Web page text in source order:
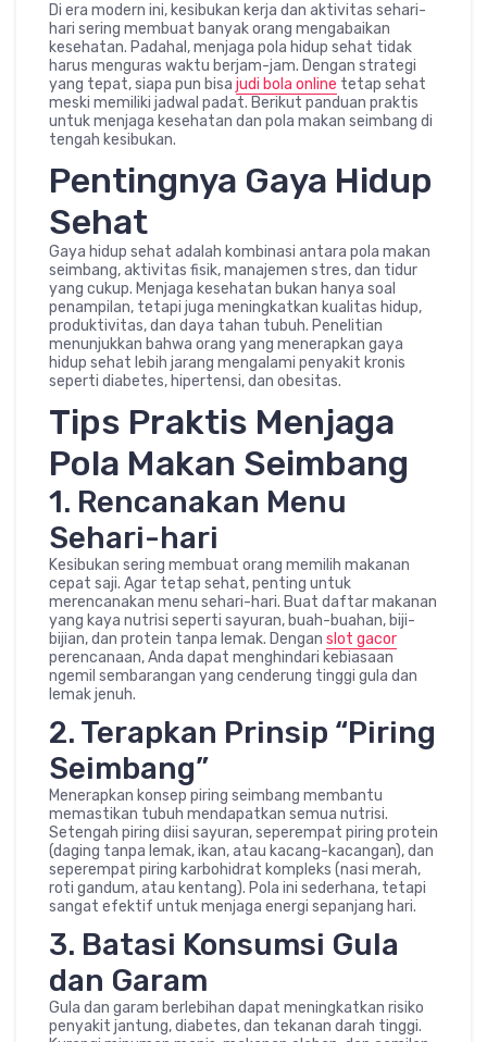
Di era modern ini, kesibukan kerja dan aktivitas sehari-
hari sering membuat banyak orang mengabaikan
kesehatan. Padahal, menjaga pola hidup sehat tidak
harus menguras waktu berjam-jam. Dengan strategi
yang tepat, siapa pun bisa judi bola online tetap sehat
meski memiliki jadwal padat. Berikut panduan praktis
untuk menjaga kesehatan dan pola makan seimbang di
tengah kesibukan.
Pentingnya Gaya Hidup
Sehat
Gaya hidup sehat adalah kombinasi antara pola makan
seimbang, aktivitas fisik, manajemen stres, dan tidur
yang cukup. Menjaga kesehatan bukan hanya soal
penampilan, tetapi juga meningkatkan kualitas hidup,
produktivitas, dan daya tahan tubuh. Penelitian
menunjukkan bahwa orang yang menerapkan gaya
hidup sehat lebih jarang mengalami penyakit kronis
seperti diabetes, hipertensi, dan obesitas.
Tips Praktis Menjaga
Pola Makan Seimbang
1. Rencanakan Menu
Sehari-hari
Kesibukan sering membuat orang memilih makanan
cepat saji. Agar tetap sehat, penting untuk
merencanakan menu sehari-hari. Buat daftar makanan
yang kaya nutrisi seperti sayuran, buah-buahan, biji-
bijian, dan protein tanpa lemak. Dengan slot gacor
perencanaan, Anda dapat menghindari kebiasaan
ngemil sembarangan yang cenderung tinggi gula dan
lemak jenuh.
2. Terapkan Prinsip “Piring
Seimbang”
Menerapkan konsep piring seimbang membantu
memastikan tubuh mendapatkan semua nutrisi.
Setengah piring diisi sayuran, seperempat piring protein
(daging tanpa lemak, ikan, atau kacang-kacangan), dan
seperempat piring karbohidrat kompleks (nasi merah,
roti gandum, atau kentang). Pola ini sederhana, tetapi
sangat efektif untuk menjaga energi sepanjang hari.
3. Batasi Konsumsi Gula
dan Garam
Gula dan garam berlebihan dapat meningkatkan risiko
penyakit jantung, diabetes, dan tekanan darah tinggi.